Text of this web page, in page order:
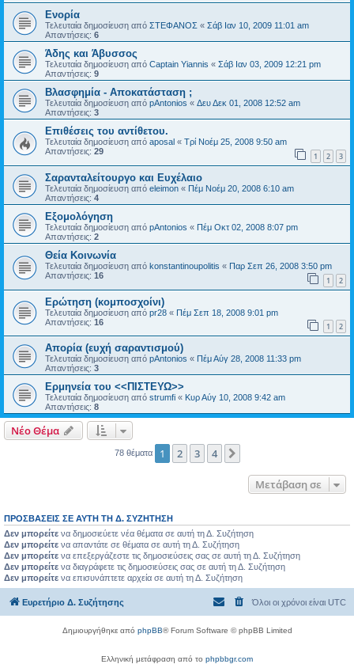
Ενορία
Τελευταία δημοσίευση από ΣΤΕΦΑΝΟΣ « Σάβ Ιαν 10, 2009 11:01 am
Απαντήσεις: 6
Άδης και Άβυσσος
Τελευταία δημοσίευση από Captain Yiannis « Σάβ Ιαν 03, 2009 12:21 pm
Απαντήσεις: 9
Βλασφημία - Αποκατάσταση ;
Τελευταία δημοσίευση από pAntonios « Δευ Δεκ 01, 2008 12:52 am
Απαντήσεις: 3
Επιθέσεις του αντίθετου.
Τελευταία δημοσίευση από aposal « Τρί Νοέμ 25, 2008 9:50 am
Απαντήσεις: 29 1 2 3
Σαρανταλείτουργο και Ευχέλαιο
Τελευταία δημοσίευση από eleimon « Πέμ Νοέμ 20, 2008 6:10 am
Απαντήσεις: 4
Εξομολόγηση
Τελευταία δημοσίευση από pAntonios « Πέμ Οκτ 02, 2008 8:07 pm
Απαντήσεις: 2
Θεία Κοινωνία
Τελευταία δημοσίευση από konstantinoupolitis « Παρ Σεπ 26, 2008 3:50 pm
Απαντήσεις: 16 1 2
Ερώτηση (κομποσχοίνι)
Τελευταία δημοσίευση από pr28 « Πέμ Σεπ 18, 2008 9:01 pm
Απαντήσεις: 16 1 2
Απορία (ευχή σαραντισμού)
Τελευταία δημοσίευση από pAntonios « Πέμ Αύγ 28, 2008 11:33 pm
Απαντήσεις: 3
Ερμηνεία του <<ΠΙΣΤΕΥΩ>>
Τελευταία δημοσίευση από strumfi « Κυρ Αύγ 10, 2008 9:42 am
Απαντήσεις: 8
Νέο Θέμα
78 θέματα 1 2 3 4
Μετάβαση σε
ΠΡΟΣΒΆΣΕΙΣ ΣΕ ΑΥΤΉ ΤΗ Δ. ΣΥΖΉΤΗΣΗ
Δεν μπορείτε να δημοσιεύετε νέα θέματα σε αυτή τη Δ. Συζήτηση
Δεν μπορείτε να απαντάτε σε θέματα σε αυτή τη Δ. Συζήτηση
Δεν μπορείτε να επεξεργάζεστε τις δημοσιεύσεις σας σε αυτή τη Δ. Συζήτηση
Δεν μπορείτε να διαγράφετε τις δημοσιεύσεις σας σε αυτή τη Δ. Συζήτηση
Δεν μπορείτε να επισυνάπτετε αρχεία σε αυτή τη Δ. Συζήτηση
Ευρετήριο Δ. Συζήτησης Όλοι οι χρόνοι είναι UTC
Δημιουργήθηκε από phpBB® Forum Software © phpBB Limited
Ελληνική μετάφραση από το phpbbgr.com